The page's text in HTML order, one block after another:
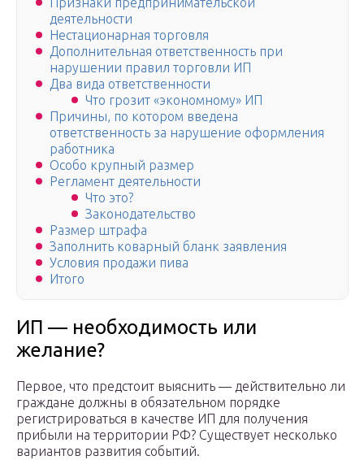
деятельности
Нестационарная торговля
Дополнительная ответственность при
нарушении правил торговли ИП
Два вида ответственности
Что грозит «экономному» ИП
Причины, по котором введена
ответственность за нарушение оформления
работника
Особо крупный размер
Регламент деятельности
Что это?
Законодательство
Размер штрафа
Заполнить коварный бланк заявления
Условия продажи пива
Итого
ИП — необходимость или
желание?
Первое, что предстоит выяснить — действительно ли
граждане должны в обязательном порядке
регистрироваться в качестве ИП для получения
прибыли на территории РФ? Существует несколько
вариантов развития событий.